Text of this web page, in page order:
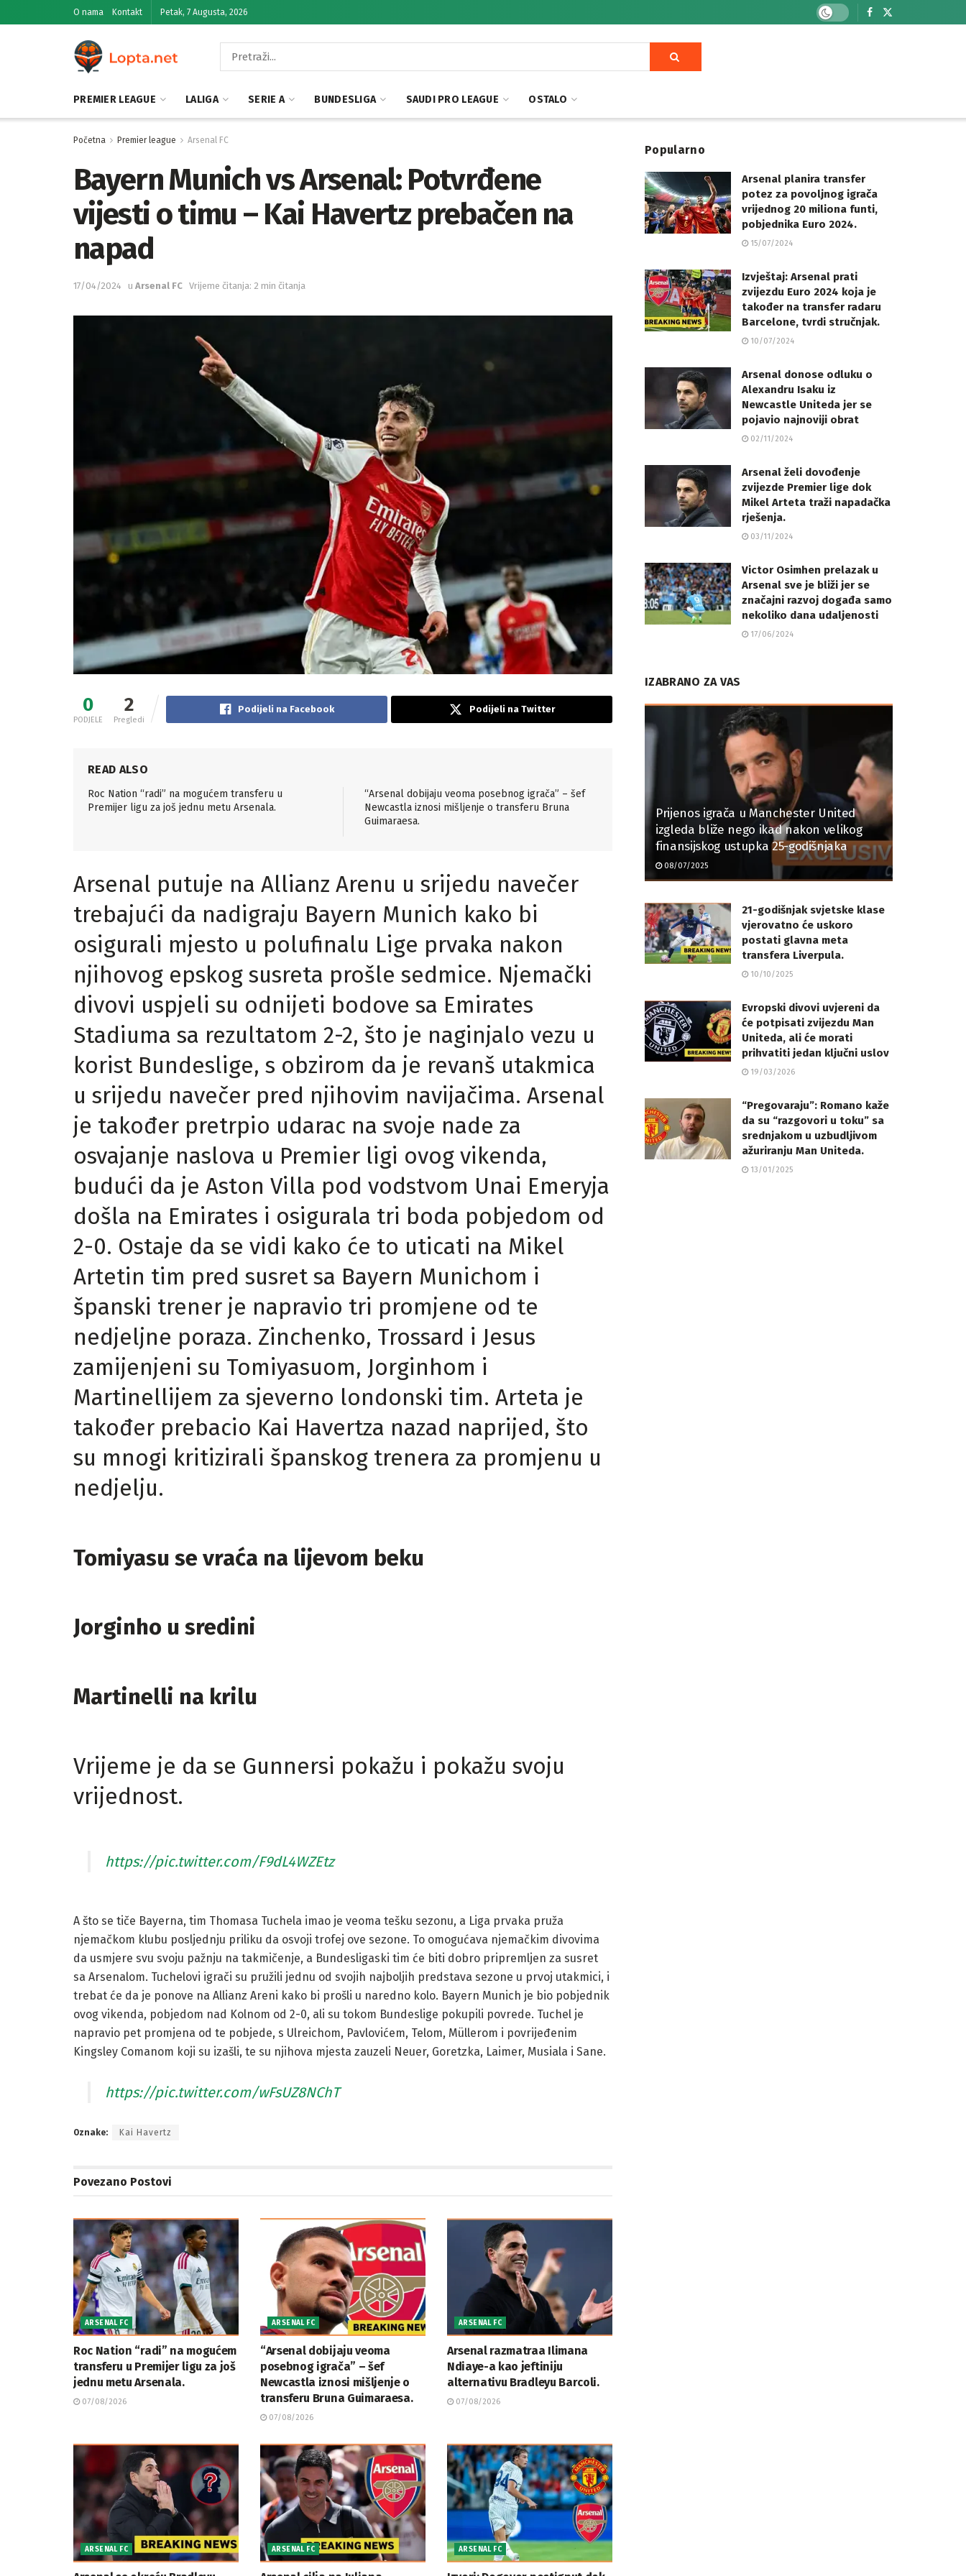
O nama Kontakt Petak, 7 Augusta, 2026
PREMIER LEAGUE LALIGA SERIE A BUNDESLIGA SAUDI PRO LEAGUE OSTALO
Početna Premier league Arsenal FC
Bayern Munich vs Arsenal: Potvrđene
vijesti o timu – Kai Havertz prebačen na
napad
17/04/2024 u Arsenal FC Vrijeme čitanja: 2 min čitanja
0
PODJELE
2
Pregledi
Podijeli na Facebook Podijeli na Twitter
READ ALSO
Roc Nation “radi” na mogućem transferu u
Premijer ligu za još jednu metu Arsenala.
“Arsenal dobijaju veoma posebnog igrača” – šef
Newcastla iznosi mišljenje o transferu Bruna
Guimaraesa.
Arsenal putuje na Allianz Arenu u srijedu navečer
trebajući da nadigraju Bayern Munich kako bi
osigurali mjesto u polufinalu Lige prvaka nakon
njihovog epskog susreta prošle sedmice. Njemački
divovi uspjeli su odnijeti bodove sa Emirates
Stadiuma sa rezultatom 2-2, što je naginjalo vezu u
korist Bundeslige, s obzirom da je revanš utakmica
u srijedu navečer pred njihovim navijačima. Arsenal
je također pretrpio udarac na svoje nade za
osvajanje naslova u Premier ligi ovog vikenda,
budući da je Aston Villa pod vodstvom Unai Emeryja
došla na Emirates i osigurala tri boda pobjedom od
2-0. Ostaje da se vidi kako će to uticati na Mikel
Artetin tim pred susret sa Bayern Munichom i
španski trener je napravio tri promjene od te
nedjeljne poraza. Zinchenko, Trossard i Jesus
zamijenjeni su Tomiyasuom, Jorginhom i
Martinellijem za sjeverno londonski tim. Arteta je
također prebacio Kai Havertza nazad naprijed, što
su mnogi kritizirali španskog trenera za promjenu u
nedjelju.
Tomiyasu se vraća na lijevom beku
Jorginho u sredini
Martinelli na krilu
Vrijeme je da se Gunnersi pokažu i pokažu svoju
vrijednost.
https://pic.twitter.com/F9dL4WZEtz
A što se tiče Bayerna, tim Thomasa Tuchela imao je veoma tešku sezonu, a Liga prvaka pruža
njemačkom klubu posljednju priliku da osvoji trofej ove sezone. To omogućava njemačkim divovima
da usmjere svu svoju pažnju na takmičenje, a Bundesligaski tim će biti dobro pripremljen za susret
sa Arsenalom. Tuchelovi igrači su pružili jednu od svojih najboljih predstava sezone u prvoj utakmici, i
trebat će da je ponove na Allianz Areni kako bi prošli u naredno kolo. Bayern Munich je bio pobjednik
ovog vikenda, pobjedom nad Kolnom od 2-0, ali su tokom Bundeslige pokupili povrede. Tuchel je
napravio pet promjena od te pobjede, s Ulreichom, Pavlovićem, Telom, Müllerom i povrijeđenim
Kingsley Comanom koji su izašli, te su njihova mjesta zauzeli Neuer, Goretzka, Laimer, Musiala i Sane.
https://pic.twitter.com/wFsUZ8NChT
Oznake: Kai Havertz
Povezano Postovi
ARSENAL FC
Roc Nation “radi” na mogućem
transferu u Premijer ligu za još
jednu metu Arsenala.
07/08/2026
ARSENAL FC
“Arsenal dobijaju veoma
posebnog igrača” – šef
Newcastla iznosi mišljenje o
transferu Bruna Guimaraesa.
07/08/2026
ARSENAL FC
Arsenal razmatraa Ilimana
Ndiaye-a kao jeftiniju
alternativu Bradleyu Barcoli.
07/08/2026
ARSENAL FC ARSENAL FC ARSENAL FC
Popularno
Arsenal planira transfer
potez za povoljnog igrača
vrijednog 20 miliona funti,
pobjednika Euro 2024.
15/07/2024
Izvještaj: Arsenal prati
zvijezdu Euro 2024 koja je
također na transfer radaru
Barcelone, tvrdi stručnjak.
10/07/2024
Arsenal donose odluku o
Alexandru Isaku iz
Newcastle Uniteda jer se
pojavio najnoviji obrat
02/11/2024
Arsenal želi dovođenje
zvijezde Premier lige dok
Mikel Arteta traži napadačka
rješenja.
03/11/2024
Victor Osimhen prelazak u
Arsenal sve je bliži jer se
značajni razvoj događa samo
nekoliko dana udaljenosti
17/06/2024
IZABRANO ZA VAS
Prijenos igrača u Manchester United
izgleda bliže nego ikad nakon velikog
finansijskog ustupka 25-godišnjaka
08/07/2025
21-godišnjak svjetske klase
vjerovatno će uskoro
postati glavna meta
transfera Liverpula.
10/10/2025
Evropski divovi uvjereni da
će potpisati zvijezdu Man
Uniteda, ali će morati
prihvatiti jedan ključni uslov
19/03/2026
“Pregovaraju”: Romano kaže
da su “razgovori u toku” sa
srednjakom u uzbudljivom
ažuriranju Man Uniteda.
13/01/2025